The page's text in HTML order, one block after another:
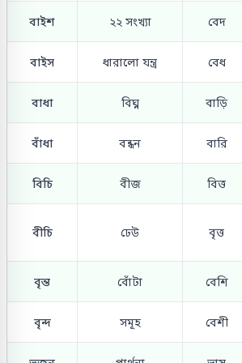
বাইশ ২২ সংখ্যা বেদ
বাইস ধারালো যন্ত্র বেধ
বাধা বিঘ্ন বাড়ি
বাঁধা বন্ধন বারি
বিচি বীজ বিত্ত
বীচি ঢেউ বৃত্ত
বৃন্ত বোঁটা বেশি
বৃন্দ সমূহ বেশী